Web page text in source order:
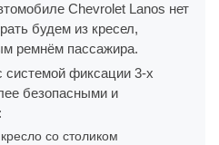
Chevrolet Lanos нет
будем из кресел,
ремнём пассажира.
системой фиксации 3-х
безопасными и
со столиком